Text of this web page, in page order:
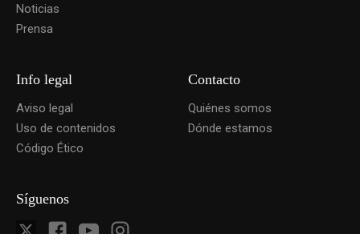
Noticias
Prensa
Info legal
Aviso legal
Uso de contenidos
Código Ético
Contacto
Quiénes somos
Dónde estamos
Síguenos